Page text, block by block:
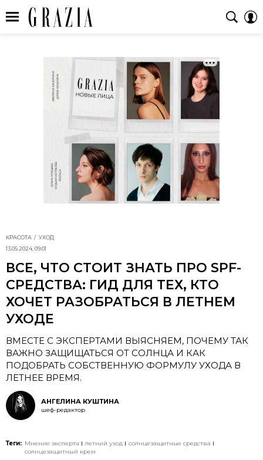
КРАСОТА
УХОД
13.05.2024, 09:01
ВСЕ, ЧТО СТОИТ ЗНАТЬ ПРО SPF-
СРЕДСТВА: ГИД ДЛЯ ТЕХ, КТО
ХОЧЕТ РАЗОБРАТЬСЯ В ЛЕТНЕМ
УХОДЕ
ВМЕСТЕ С ЭКСПЕРТАМИ ВЫЯСНЯЕМ, ПОЧЕМУ ТАК
ВАЖНО ЗАЩИЩАТЬСЯ ОТ СОЛНЦА И КАК
ПОДОБРАТЬ СОБСТВЕННУЮ ФОРМУЛУ УХОДА В
ЛЕТНЕЕ ВРЕМЯ.
АНГЕЛИНА КУШТИНА
шеф-редактор
Теги: Мнение эксперта летний уход
солнцезащитные средства
солнцезащитный крем